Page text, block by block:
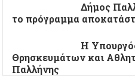
Δήμος
το πρόγραμμα
Η
Θρησκευμάτων και
Παλλήνης